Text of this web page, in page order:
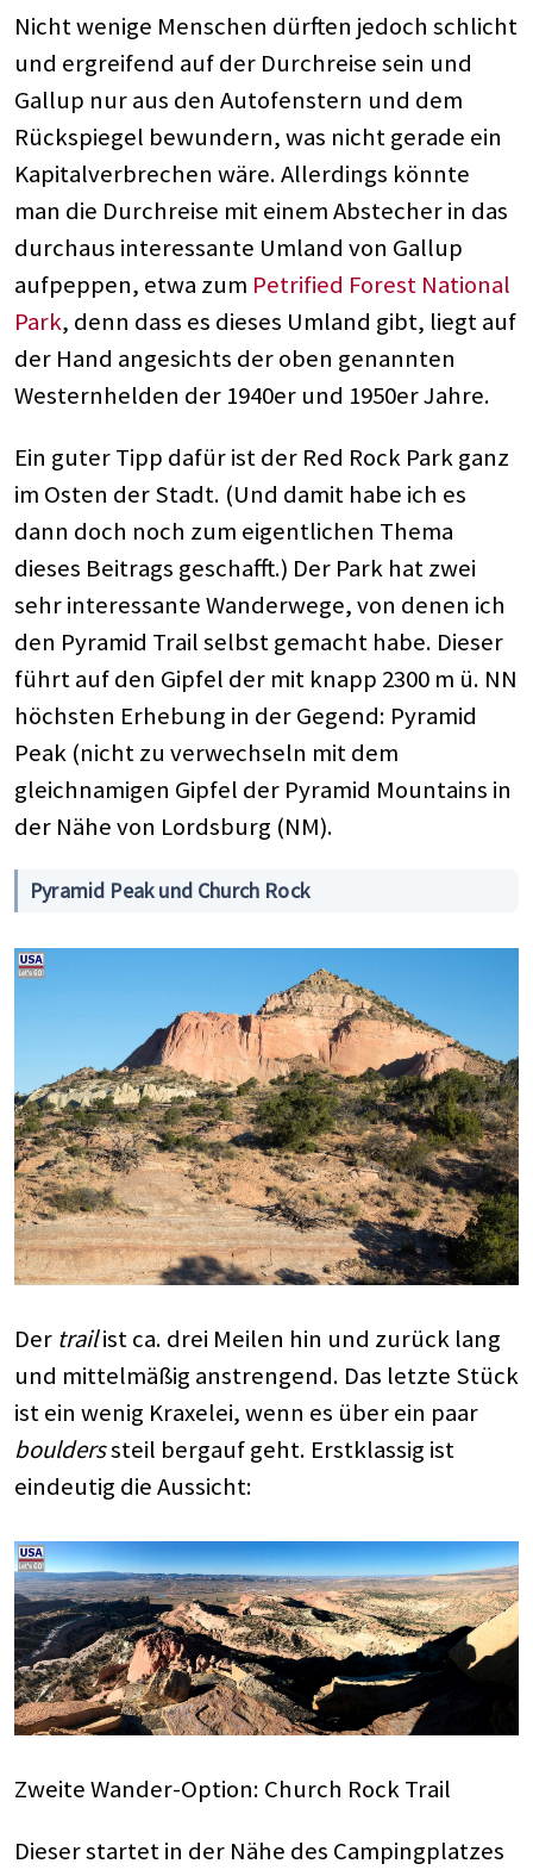
Nicht wenige Menschen dürften jedoch schlicht
und ergreifend auf der Durchreise sein und
Gallup nur aus den Autofenstern und dem
Rückspiegel bewundern, was nicht gerade ein
Kapitalverbrechen wäre. Allerdings könnte
man die Durchreise mit einem Abstecher in das
durchaus interessante Umland von Gallup
aufpeppen, etwa zum Petrified Forest National
Park, denn dass es dieses Umland gibt, liegt auf
der Hand angesichts der oben genannten
Westernhelden der 1940er und 1950er Jahre.
Ein guter Tipp dafür ist der Red Rock Park ganz
im Osten der Stadt. (Und damit habe ich es
dann doch noch zum eigentlichen Thema
dieses Beitrags geschafft.) Der Park hat zwei
sehr interessante Wanderwege, von denen ich
den Pyramid Trail selbst gemacht habe. Dieser
führt auf den Gipfel der mit knapp 2300 m ü. NN
höchsten Erhebung in der Gegend: Pyramid
Peak (nicht zu verwechseln mit dem
gleichnamigen Gipfel der Pyramid Mountains in
der Nähe von Lordsburg (NM).
Pyramid Peak und Church Rock
Der trailist ca. drei Meilen hin und zurück lang
und mittelmäßig anstrengend. Das letzte Stück
ist ein wenig Kraxelei, wenn es über ein paar
boulderssteil bergauf geht. Erstklassig ist
eindeutig die Aussicht:
Zweite Wander-Option: Church Rock Trail
Dieser startet in der Nähe des Campingplatzes